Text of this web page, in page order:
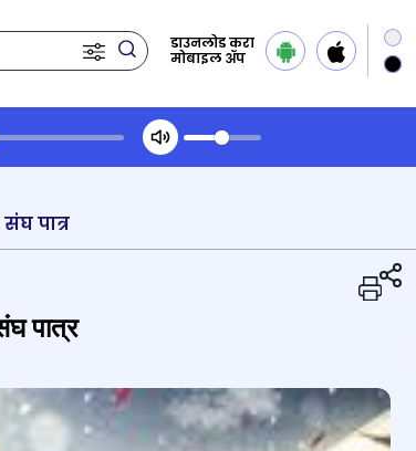
डाउनलोड करा
मोबाइल ॲप
summary
पात्र
पात्र